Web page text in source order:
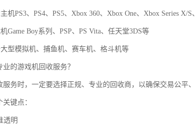
机PS3、PS4、PS5、Xbox 360、Xbox One、Xbox Series X/
Game Boy系列、PSP、PS Vita、任天堂3DS等
型模拟机、捕鱼机、赛车机、格斗机等
的游戏机回收服务？
服务时，一定要选择正规、专业的回收商，以确保交易公平、
键点：
透明